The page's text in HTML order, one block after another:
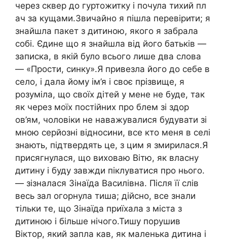
через сквер до гуртожитку і почула тихий пл
ач за кущами.Звичайно я пішла перевірити; я
знайшла пакет з дитиною, якого я забрала
собі. Єдине що я знайшла від його батьків —
записка, в якій було всього лише два слова
— «Прости, синку».Я привезла його до себе в
село, і дала йому ім’я і своє прізвище, я
розуміла, що своїх дітей у мене не буде, так
як через моїх постійних про блем зі здор
ов’ям, чоловіки не наважувалися будувати зі
мною серйозні відносини, все кто меня в селі
знають, підтвердять це, з цим я змирилася.Я
присягнулася, що виховаю Вітю, як власну
дитину і буду завжди піклуватися про нього.
— зізналася Зінаїда Василівна. Після її слів
весь зал огорнула тиша; дійсно, все знали
тільки те, що Зінаїда приїхала з міста з
дитиною і більше нічого.Тишу порушив
Віктор, який запла кав, як маленька дитина і